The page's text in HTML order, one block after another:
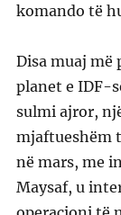
komando të
Disa muaj më
planet e IDF-
sulmi ajror,
mjaftueshëm
në mars, me
Maysaf, u